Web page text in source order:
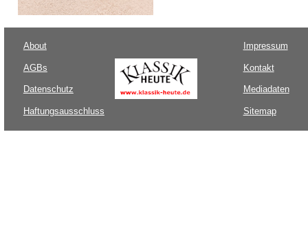
About
AGBs
Datenschutz
Haftungsausschluss
Impressum
Kontakt
Mediadaten
Sitemap